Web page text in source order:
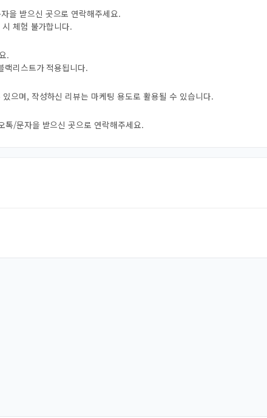
을 받으신 곳으로 연락해주세요.
체험 불가합니다.
.
리스트가 적용됩니다.
으며, 작성하신 리뷰는 마케팅 용도로 활용될 수 있습니다.
/문자을 받으신 곳으로 연락해주세요.